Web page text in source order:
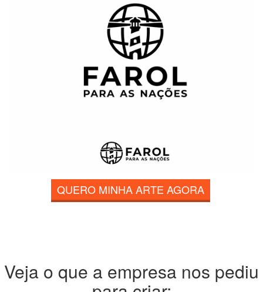
QUERO MINHA ARTE AGORA
Veja o que a empresa nos pediu